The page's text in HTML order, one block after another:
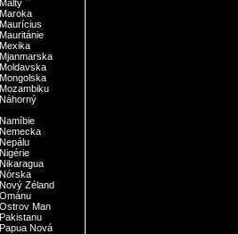
Zéland
Man
Nová